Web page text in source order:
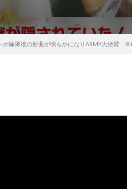
が除隊後の新曲が明らかになりARMY大絶賛